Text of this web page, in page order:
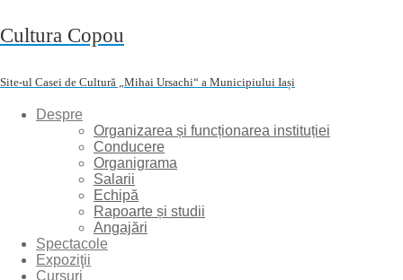
Skip
to
Cultura Copou
Site-ul Casei de Cultură „Mihai Ursachi“ a Municipiului Iași
Despre
Organizarea și funcționarea instituției
Conducere
Organigrama
Salarii
Echipă
Rapoarte și studii
Angajări
Spectacole
Expoziţii
Cursuri